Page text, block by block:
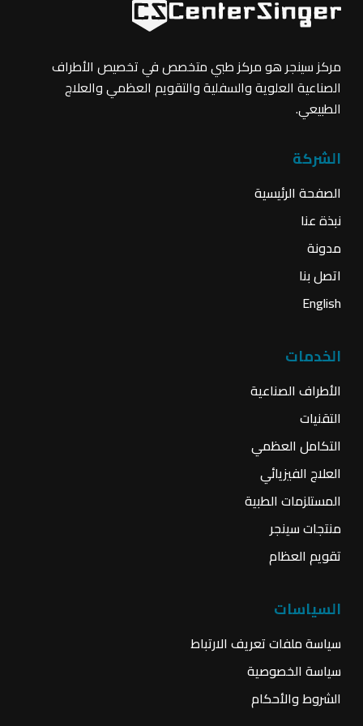
مركز سينجر هو مركز طبي متخصص في تخصيص الأطراف
الصناعية العلوية والسفلية والتقويم العظمي والعلاج
الطبيعي.
الشركة
الصفحة الرئيسية
نبذة عنا
مدونة
اتصل بنا
English
الخدمات
الأطراف الصناعية
التقنيات
التكامل العظمي
العلاج الفيزيائي
المستلزمات الطبية
منتجات سينجر
تقويم العظام
السياسات
سياسة ملفات تعريف الارتباط
سياسة الخصوصية
الشروط والأحكام